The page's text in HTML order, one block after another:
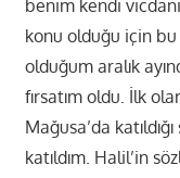
benim kendi
konu olduğu için bu
olduğum aralık
fırsatım oldu. İlk
Mağusa’da
katıldım. Halil’in